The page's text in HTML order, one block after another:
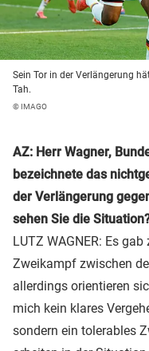
Sein Tor in der Verlängerung
Tah.
© IMAGO
AZ: Herr Wagner,
bezeichnete das
der Verlängerung
sehen Sie die
LUTZ WAGNER: Es
Zweikampf zwischen
allerdings orientieren
mich kein klares
sondern ein tolerables